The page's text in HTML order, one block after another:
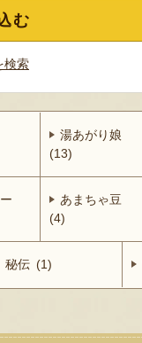
む
検索
湯あがり娘
(13)
あまちゃ豆
(4)
秘伝 (1)